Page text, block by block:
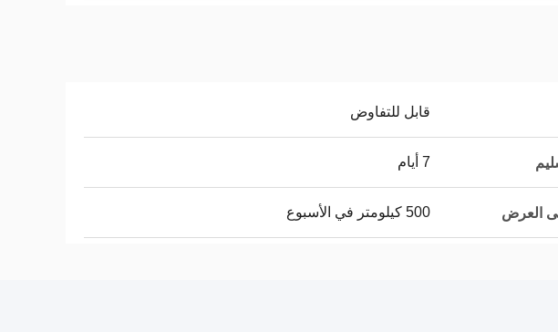
قابل للتفاوض
7 أيام
العرض 500 كيلومتر في الأسبوع